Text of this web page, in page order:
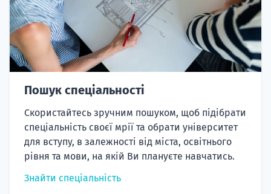
Пошук спеціальності
Скористайтесь зручним пошуком, щоб підібрати
спеціальність своєї мрії та обрати університет
для вступу, в залежності від міста, освітнього
рівня та мови, на якій Ви плануєте навчатись.
Знайти спеціальність